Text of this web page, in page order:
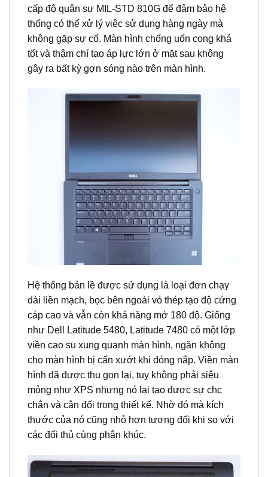
cấp độ quân sự MIL-STD 810G để đảm bảo hệ
thống có thể xử lý việc sử dụng hàng ngày mà
không gặp sự cố. Màn hình chống uốn cong khá
tốt và thậm chí tạo áp lực lớn ở mặt sau không
gây ra bất kỳ gợn sóng nào trên màn hình.
Hệ thống bản lề được sử dụng là loại đơn chạy
dài liền mạch, bọc bên ngoài vỏ thép tạo độ cứng
cáp cao và vẫn còn khả năng mở 180 độ. Giống
như Dell Latitude 5480, Latitude 7480 có một lớp
viền cao su xung quanh màn hình, ngăn không
cho màn hình bị cấn xướt khi đóng nắp. Viền màn
hình đã được thu gọn lại, tuy không phải siêu
mỏng như XPS nhưng nó lại tạo được sự chc
chắn và cân đối trong thiết kế. Nhờ đó mà kích
thước của nó cũng nhỏ hơn tương đối khi so với
các đối thủ cùng phân khúc.